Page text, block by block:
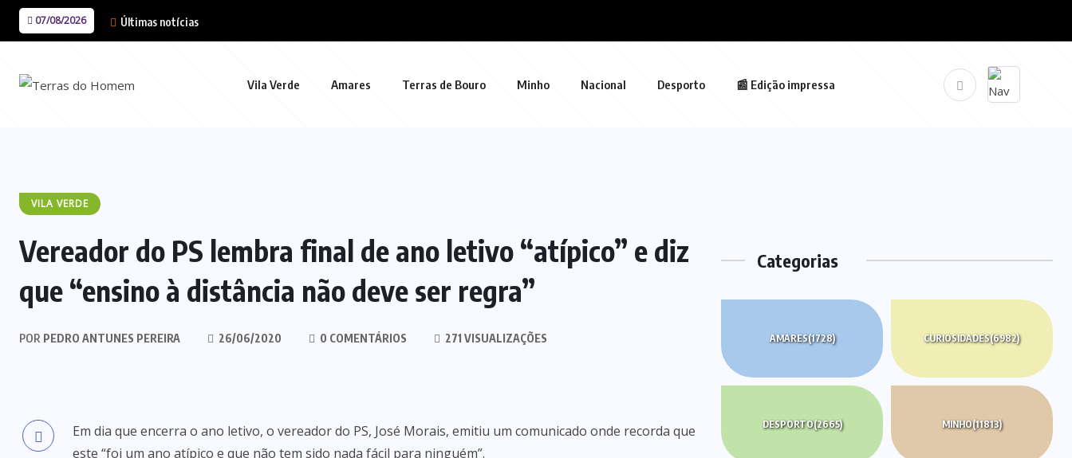
07/08/2026 Últimas notícias
Vila Verde Amares Terras de Bouro Minho Nacional Desporto 📰 Edição impressa
VILA VERDE
Vereador do PS lembra final de ano letivo “atípico” e diz
que “ensino à distância não deve ser regra”
POR PEDRO ANTUNES PEREIRA 26/06/2020 0 COMENTÁRIOS 271 VISUALIZAÇÕES
Em dia que encerra o ano letivo, o vereador do PS, José Morais, emitiu um comunicado onde recorda que
este “foi um ano atípico e que não tem sido nada fácil para ninguém”.
Categorias
AMARES(1728) CURIOSIDADES(6982)
DESPORTO(2665) MINHO(11813)